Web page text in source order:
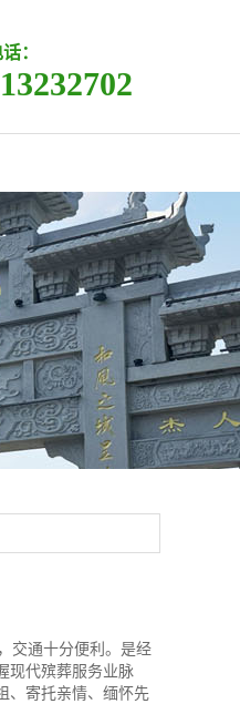
：
交通十分便利。是经
现代殡葬服务业脉
、寄托亲情、缅怀先